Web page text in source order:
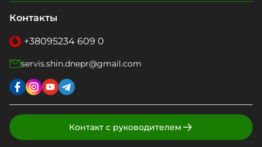
Контакты
+38095234 609 0
servis.shin.dnepr@gmail.com
Контакт с руководителем